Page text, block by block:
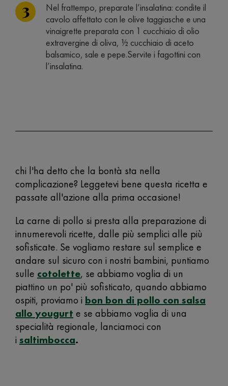
Nel frattempo, preparate l’insalatina: condite il
cavolo affettato con le olive taggiasche e una
vinaigrette preparata con 1 cucchiaio di olio
extravergine di oliva, ½ cucchiaio di aceto
balsamico, sale e pepe.Servite i fagottini con
l’insalatina.
chi l'ha detto che la bontà sta nella
complicazione? Leggetevi bene questa ricetta e
passate all'azione alla prima occasione!
La carne di pollo si presta alla preparazione di
innumerevoli ricette, dalle più semplici alle più
sofisticate. Se vogliamo restare sul semplice e
andare sul sicuro con i nostri bambini, puntiamo
sulle cotolette, se abbiamo voglia di un
piattino un po' più sofisticato, quando abbiamo
ospiti, proviamo i bon bon di pollo con salsa
allo yougurt e se abbiamo voglia di una
specialità regionale, lanciamoci con
i saltimbocca.